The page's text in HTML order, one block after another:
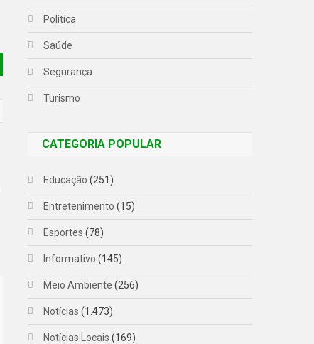
Politíca
Saúde
Segurança
Turismo
CATEGORIA POPULAR
Educação (251)
Entretenimento (15)
Esportes (78)
Informativo (145)
Meio Ambiente (256)
Notícias (1.473)
Notícias Locais (169)